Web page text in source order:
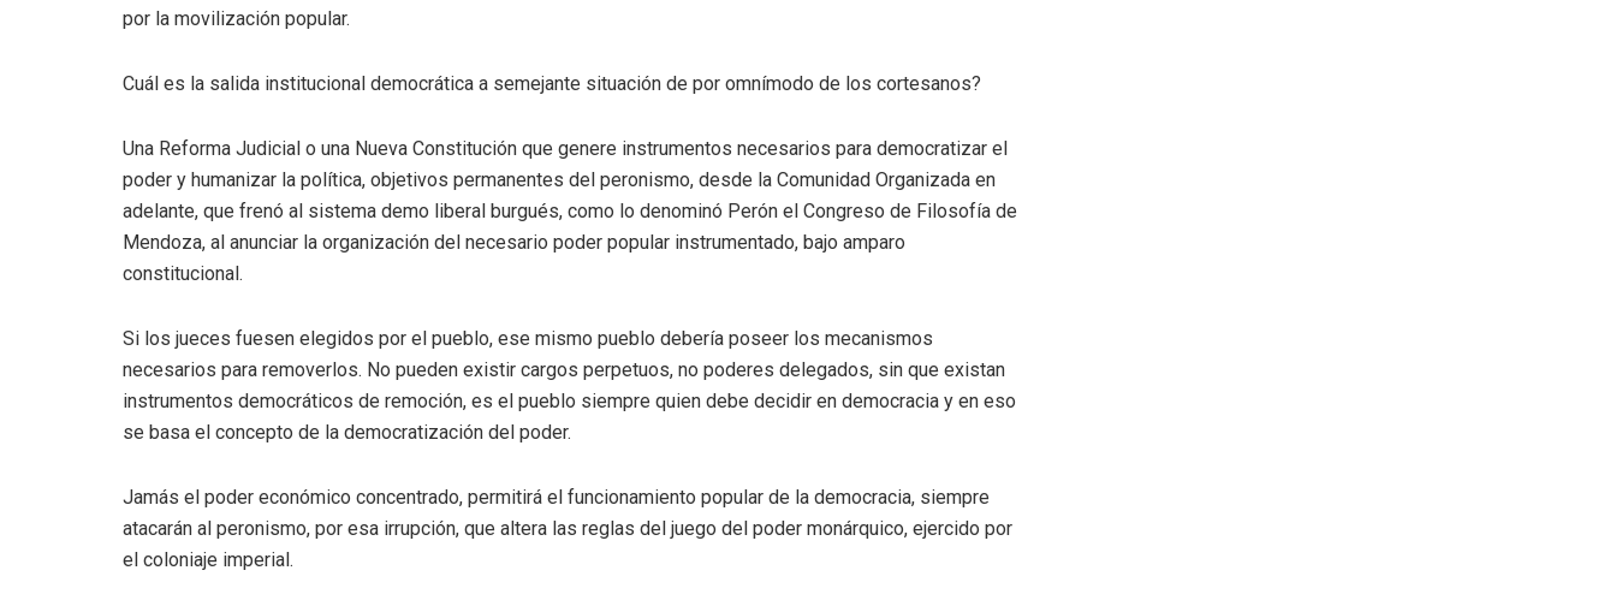
por la movilización popular.
Cuál es la salida institucional democrática a semejante situación de por omnímodo de los cortesanos?
Una Reforma Judicial o una Nueva Constitución que genere instrumentos necesarios para democratizar el
poder y humanizar la política, objetivos permanentes del peronismo, desde la Comunidad Organizada en
adelante, que frenó al sistema demo liberal burgués, como lo denominó Perón el Congreso de Filosofía de
Mendoza, al anunciar la organización del necesario poder popular instrumentado, bajo amparo
constitucional.
Si los jueces fuesen elegidos por el pueblo, ese mismo pueblo debería poseer los mecanismos
necesarios para removerlos. No pueden existir cargos perpetuos, no poderes delegados, sin que existan
instrumentos democráticos de remoción, es el pueblo siempre quien debe decidir en democracia y en eso
se basa el concepto de la democratización del poder.
Jamás el poder económico concentrado, permitirá el funcionamiento popular de la democracia, siempre
atacarán al peronismo, por esa irrupción, que altera las reglas del juego del poder monárquico, ejercido por
el coloniaje imperial.